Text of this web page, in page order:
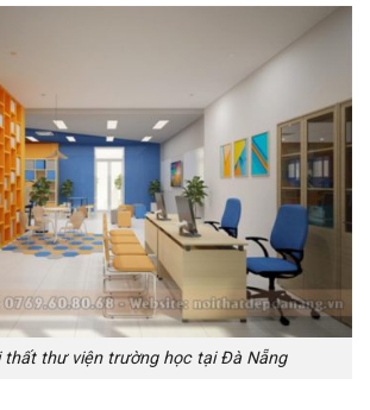
thất thư viện trường học tại Đà Nẵng